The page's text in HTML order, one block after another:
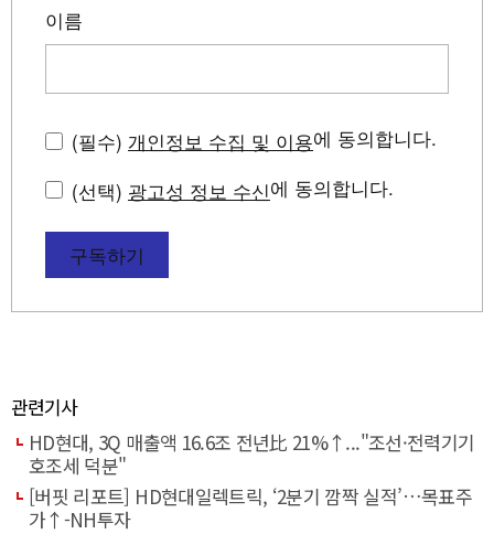
이름
(필수) 개인정보 수집 및 이용에 동의합니다.
(선택) 광고성 정보 수신에 동의합니다.
구독하기
관련기사
HD현대, 3Q 매출액 16.6조 전년比 21%↑..."조선·전력기기
호조세 덕분"
[버핏 리포트] HD현대일렉트릭, ‘2분기 깜짝 실적’…목표주
가↑-NH투자